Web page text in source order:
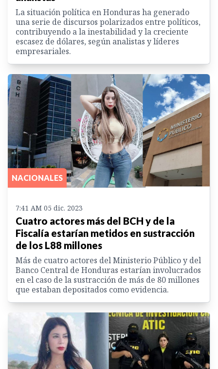
La situación política en Honduras ha generado
una serie de discursos polarizados entre políticos,
contribuyendo a la inestabilidad y la creciente
escasez de dólares, según analistas y líderes
empresariales.
NACIONALES
7:41 AM 05 dic. 2023
Cuatro actores más del BCH y de la
Fiscalía estarían metidos en sustracción
de los L88 millones
Más de cuatro actores del Ministerio Público y del
Banco Central de Honduras estarían involucrados
en el caso de la sustracción de más de 80 millones
que estaban depositados como evidencia.